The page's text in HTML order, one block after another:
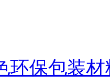
环保包装材